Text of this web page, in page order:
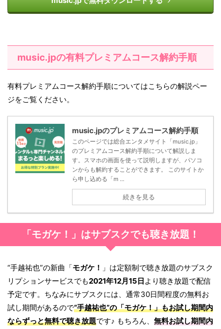
music.jpの有料プレミアムコース解約手順
有料プレミアムコース解約手順についてはこちらの解説ペー
ジをご覧ください。
music.jpのプレミアムコース解約手順
このページでは総合エンタメサイト「music.jp」
のプレミアムコース解約手順について解説しま
す。スマホの画面を使って説明しますが、パソコ
ンからも解約することができます。 このサイトか
ら申し込める「m ...
続きを見る
「モガケ！」はサブスクでも聴き放題！
“手越祐也”の新曲「モガケ！ 」は定額制で聴き放題のサブスク
リプションサービスでも2021年12月15日 より聴き放題で配信
予定です。ちなみにサブスクには、通常30日間程度の無料お
試し期間があるので“手越祐也”の「モガケ！」もお試し期間内
ならずっと無料で聴き放題です♪ もちろん、 無料お試し期間内